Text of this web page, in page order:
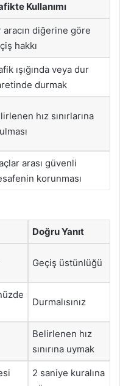
Kullanımı
aracın diğerine göre
hakkı
ışığında veya dur
durmak
hız sınırlarına
arası güvenli
korunması
Doğru Yanıt
Geçiş üstünlüğü
Durmalısınız
Belirlenen hız
sınırına uymak
2 saniye kuralına